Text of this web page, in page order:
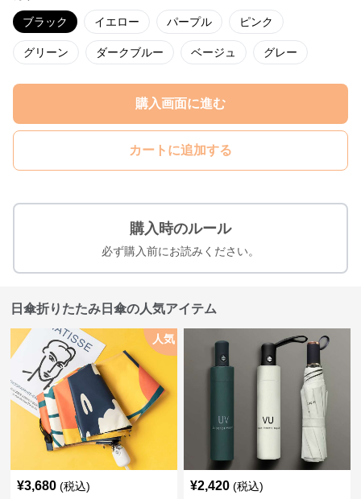
ブラック イエロー パープル ピンク
グリーン ダークブルー ベージュ グレー
購入画面に進む
カートに追加する
購入時のルール
必ず購入前にお読みください。
日傘折りたたみ日傘の人気アイテム
人気
¥3,680 (税込) ¥2,420 (税込)